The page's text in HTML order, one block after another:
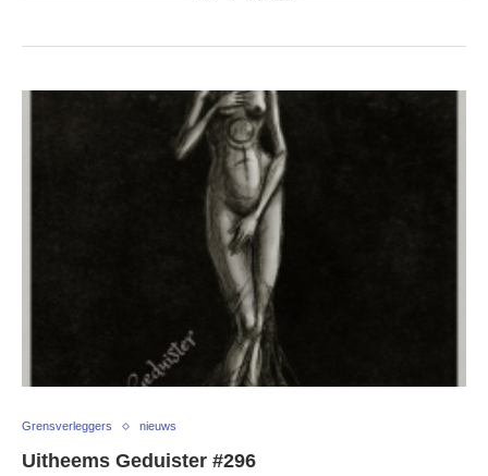
Grensverleggers nieuws
Uitheems Geduister #296